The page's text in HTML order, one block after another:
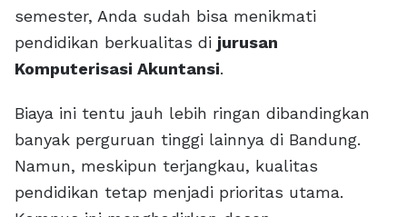
semester, Anda sudah bisa menikmati
pendidikan berkualitas di jurusan
Komputerisasi Akuntansi.
Biaya ini tentu jauh lebih ringan dibandingkan
banyak perguruan tinggi lainnya di Bandung.
Namun, meskipun terjangkau, kualitas
pendidikan tetap menjadi prioritas utama.